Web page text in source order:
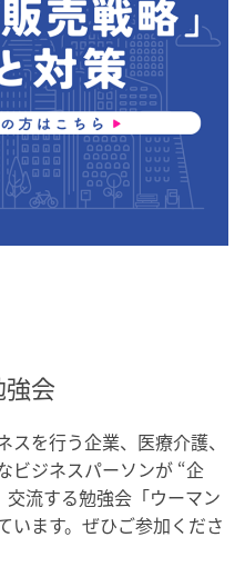
会
を行う企業、医療介護、
ビジネスパーソンが “企
流する勉強会「ウーマン
います。ぜひご参加くださ